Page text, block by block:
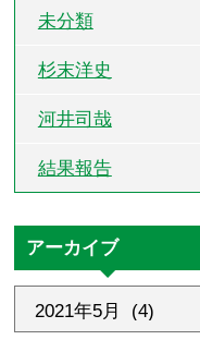
未分類
杉末洋史
河井司哉
結果報告
アーカイブ